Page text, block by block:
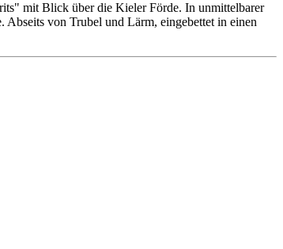
mit Blick über die Kieler Förde. In unmittelbarer
von Trubel und Lärm, eingebettet in einen